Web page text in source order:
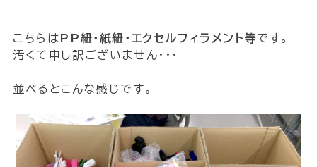
こちらは PP紐・紙紐・エクセルフィラメント等です。
汚くて申し訳ございません・・・
並べるとこんな感じです。